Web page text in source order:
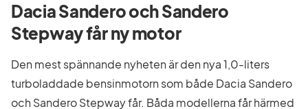
Dacia Sandero och Sandero
Stepway får ny motor
Den mest spännande nyheten är den nya 1,0-liters
turboladdade bensinmotorn som både Dacia Sandero
och Sandero Stepway får. Båda modellerna får härmed